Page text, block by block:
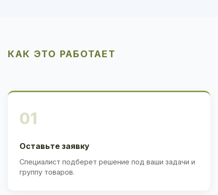
КАК ЭТО РАБОТАЕТ
01
Оставьте заявку
Специалист подберет решение под ваши задачи и
группу товаров.